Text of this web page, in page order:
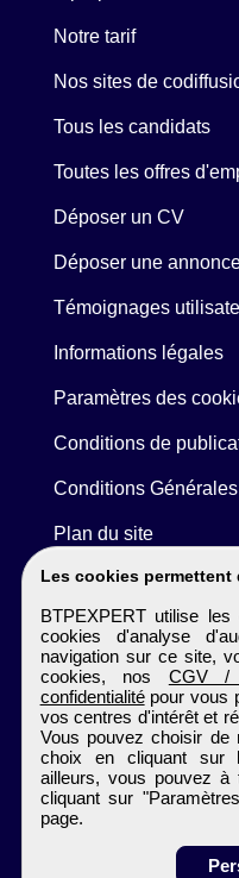
Les cookies
BTPEXPERT utilise
cookies d'analyse
navigation sur ce site,
cookies, nos CGV /
confidentialitépour vous
vos centres d'intérêt et
Vous pouvez choisir de
choix en cliquant sur
ailleurs, vous pouvez à
cliquant sur
page.
Notre tarif
Nos sites de
Tous les candidats
Toutes les offres
Déposer un CV
Déposer une
Témoignages
Informations légales
Paramètres des
Conditions de
Conditions
Plan du site